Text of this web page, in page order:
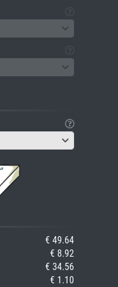
€ 49.64
€ 8.92
€ 34.56
€ 1.10